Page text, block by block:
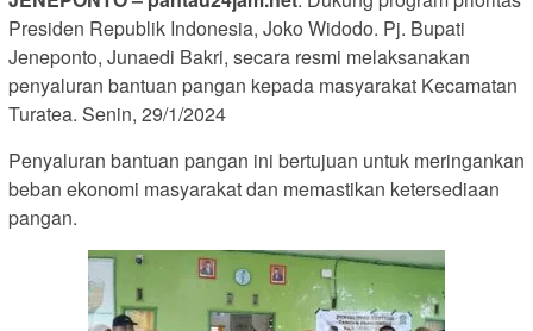
Presiden Republik Indonesia, Joko Widodo. Pj. Bupati
Jeneponto, Junaedi Bakri, secara resmi melaksanakan
penyaluran bantuan pangan kepada masyarakat Kecamatan
Turatea. Senin, 29/1/2024
Penyaluran bantuan pangan ini bertujuan untuk meringankan
beban ekonomi masyarakat dan memastikan ketersediaan
pangan.